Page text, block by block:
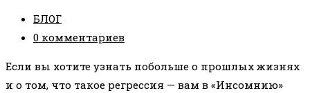
ЖИЗНЬ?
Рубрика
записи:
БЛОГ
Комментарии
записи:
0 комментариев
Если вы хотите узнать побольше о прошлых жизнях
и о том, что такое регрессия — вам в «Инсомнию»